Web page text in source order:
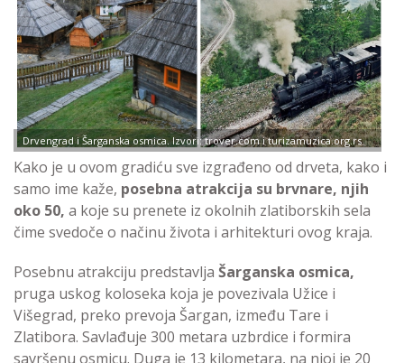
Drvengrad i Šarganska osmica. Izvori: trover.com i turizamuzica.org.rs
Kako je u ovom gradiću sve izgrađeno od drveta, kako i
samo ime kaže, posebna atrakcija su brvnare, njih
oko 50, a koje su prenete iz okolnih zlatiborskih sela
čime svedoče o načinu života i arhitekturi ovog kraja.
Posebnu atrakciju predstavlja Šarganska osmica,
pruga uskog koloseka koja je povezivala Užice i
Višegrad, preko prevoja Šargan, između Tare i
Zlatibora. Savlađuje 300 metara uzbrdice i formira
savršenu osmicu. Duga je 13 kilometara, na njoj je 20